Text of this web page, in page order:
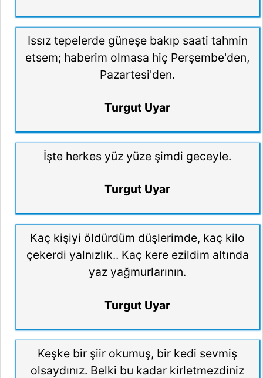
Issız tepelerde güneşe bakıp saati tahmin
etsem; haberim olmasa hiç Perşembe'den,
Pazartesi'den.
Turgut Uyar
İşte herkes yüz yüze şimdi geceyle.
Turgut Uyar
Kaç kişiyi öldürdüm düşlerimde, kaç kilo
çekerdi yalnızlık.. Kaç kere ezildim altında
yaz yağmurlarının.
Turgut Uyar
Keşke bir şiir okumuş, bir kedi sevmiş
olsaydınız. Belki bu kadar kirletmezdiniz